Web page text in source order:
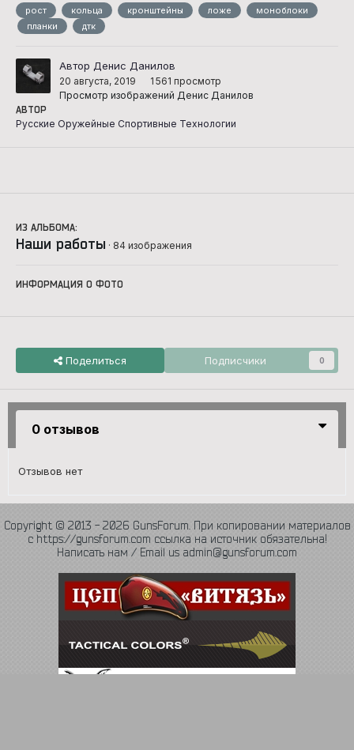
рост кольца кронштейны ложе
моноблоки
планки
дтк
Автор Денис Данилов
20 августа, 2019
1 561 просмотр
Просмотр изображений Денис Данилов
АВТОР
Русские Оружейные Спортивные Технологии
ИЗ АЛЬБОМА:
Наши работы · 84 изображения
ИНФОРМАЦИЯ О ФОТО
Поделиться Подписчики 0
0 отзывов
Отзывов нет
Copyright © 2013 - 2026 GunsForum. При копировании материалов
с https://gunsforum.com ссылка на источник обязательна!
Написать нам / Email us admin@gunsforum.com